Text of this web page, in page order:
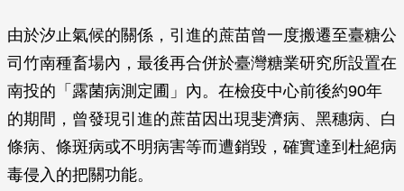
由於汐止氣候的關係，引進的蔗苗曾一度搬遷至臺糖公
司竹南種畜場內，最後再合併於臺灣糖業研究所設置在
南投的「露菌病測定圃」內。在檢疫中心前後約90年
的期間，曾發現引進的蔗苗因出現斐濟病、黑穗病、白
條病、條斑病或不明病害等而遭銷毀，確實達到杜絕病
毒侵入的把關功能。